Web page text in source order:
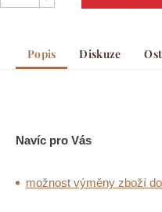
Popis Diskuze
Navíc pro Vás
možnost výměny zboží